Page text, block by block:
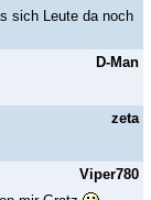
sich Leute da noch
D-Man
zeta
Viper780